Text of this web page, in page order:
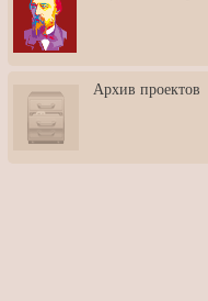
3: Обусловленности
человека и их влияние на
карьеру
скульптором Дмитрием
Тугариновым
АртБульвар в День города
Архив проектов